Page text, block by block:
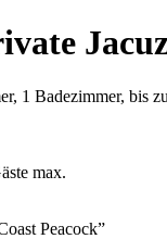
1 Badezimmer, bis
max.
Peacock”